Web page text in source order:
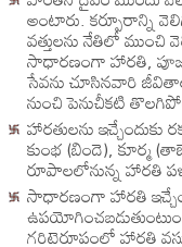
అంటారు. కర్పూరాన్ని
వత్తులను నేతిలో
సాధారణంగా హారతి,
సేవను చూసినవారి
నుంచి పెనుచీకటి
హారతులను
కుంభ (బిందె), కూర్మ
రూపాలలోనున్న హారతి
సాధారణంగా హారతి
గరిటెరూపంలో హారతి